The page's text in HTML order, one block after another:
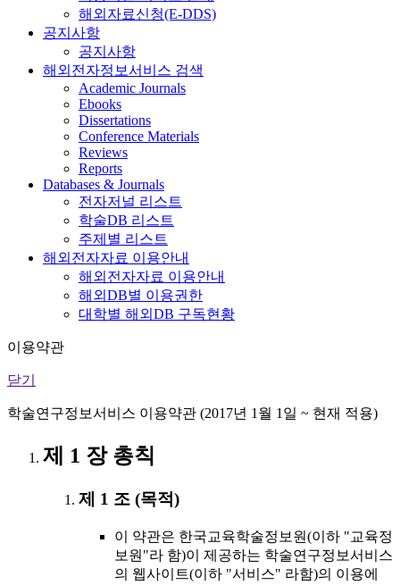
해외자료신청(E-DDS)
공지사항
공지사항
해외전자정보서비스 검색
Academic Journals
Ebooks
Dissertations
Conference Materials
Reviews
Reports
Databases & Journals
전자저널 리스트
학술DB 리스트
주제별 리스트
해외전자자료 이용안내
해외전자자료 이용안내
해외DB별 이용권한
대학별 해외DB 구독현황
이용약관
닫기
학술연구정보서비스 이용약관 (2017년 1월 1일 ~ 현재 적용)
제 1 장 총칙
제 1 조 (목적)
이 약관은 한국교육학술정보원(이하 "교육정
보원"라 함)이 제공하는 학술연구정보서비스
의 웹사이트(이하 "서비스" 라함)의 이용에